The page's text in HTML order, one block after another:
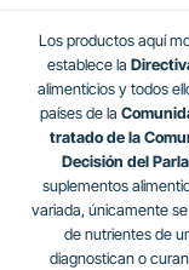
Los productos aquí
establece la
alimenticios y todos
países de la
tratado de la
Decisión del
suplementos
variada, únicamente
de nutrientes de
diagnostican o